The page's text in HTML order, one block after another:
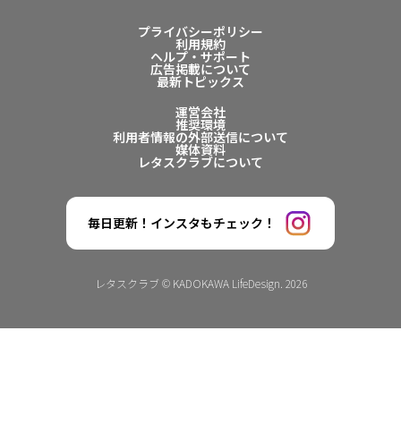
プライバシーポリシー
利用規約
ヘルプ・サポート
広告掲載について
最新トピックス
運営会社
推奨環境
利用者情報の外部送信について
媒体資料
レタスクラブについて
毎日更新！インスタもチェック！
レタスクラブ © KADOKAWA LifeDesign. 2026